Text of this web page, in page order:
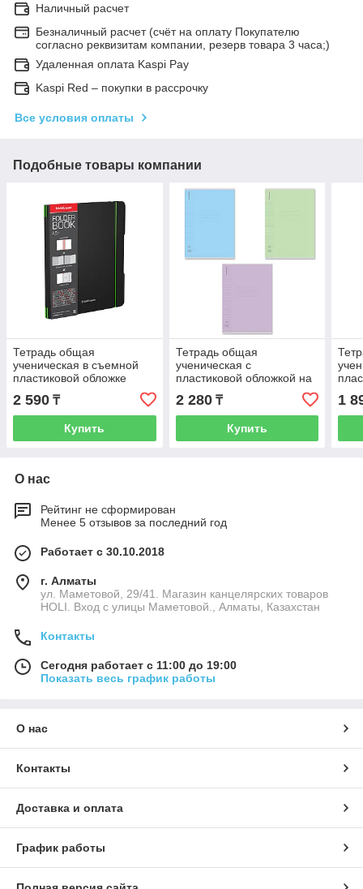
Наличный расчет
Безналичный расчет (счёт на оплату Покупателю
согласно реквизитам компании, резерв товара 3 часа;)
Удаленная оплата Kaspi Pay
Kaspi Red – покупки в рассрочку
Все условия оплаты
Подобные товары компании
Тетрадь общая
ученическая в съемной
пластиковой обложке
ErichKrause FolderBook
Accent, зеленый, А5+,
2 590 ₸
Купить
Тетрадь общая
ученическая с
пластиковой обложкой на
скобе ErichKrause
Классика CoverPrо fizzy,
А4, 9
2 280₸
Купить
1
О нас
Рейтинг не сформирован
Менее 5 отзывов за последний год
Работает с 30.10.2018
г. Алматы
ул. Маметовой, 29/41. Магазин канцелярских товаров
HOLI. Вход с улицы Маметовой., Алматы, Казахстан
Контакты
Сегодня работает с 11:00 до 19:00
Показать весь график работы
О нас
Контакты
Доставка и оплата
График работы